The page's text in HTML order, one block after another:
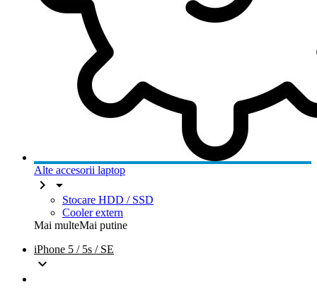
Alte accesorii laptop
 
Stocare HDD / SSD
Cooler extern
Mai multeMai putine
iPhone 5 / 5s / SE
